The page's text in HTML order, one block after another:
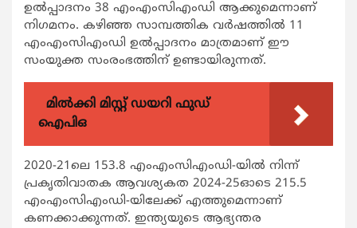
ഉല്‍പ്പാദനം 38 എംഎംസിഎംഡി ആക്കുമെന്നാണ്
നിഗമനം. കഴിഞ്ഞ സാമ്പത്തിക വര്‍ഷത്തില്‍ 11
എംഎംസിഎംഡി ഉല്‍പ്പാദനം മാത്രമാണ് ഈ
സംയുക്ത സംരംഭത്തിന് ഉണ്ടായിരുന്നത്.
മിൽക്കി മിസ്റ്റ് ഡയറി ഫുഡ്
ഐപിഒ
2020-21ലെ 153.8 എംഎംസിഎംഡി-യില്‍ നിന്ന്
പ്രകൃതിവാതക ആവശ്യകത 2024-25ഓടെ 215.5
എംഎംസിഎംഡി-യിലേക്ക് എത്തുമെന്നാണ്
കണക്കാക്കുന്നത്. ഇന്ത്യയുടെ ആഭ്യന്തര